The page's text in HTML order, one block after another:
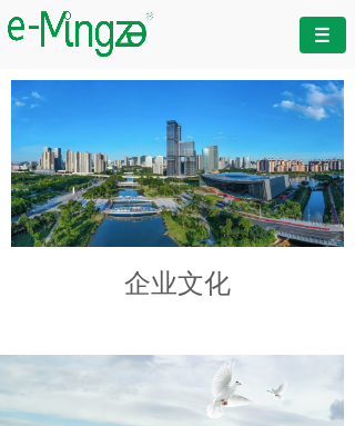
企业文化